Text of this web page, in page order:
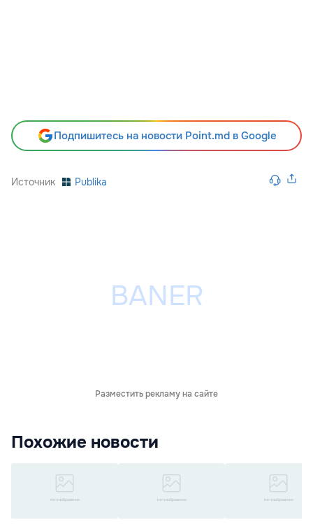
Подпишитесь на новости Point.md в Google
Источник Publika
Разместить рекламу на сайте
Похожие новости